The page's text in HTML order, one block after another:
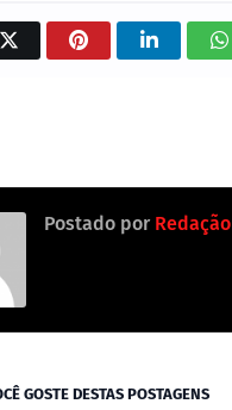
Postado por Redação
GOSTE DESTAS POSTAGENS